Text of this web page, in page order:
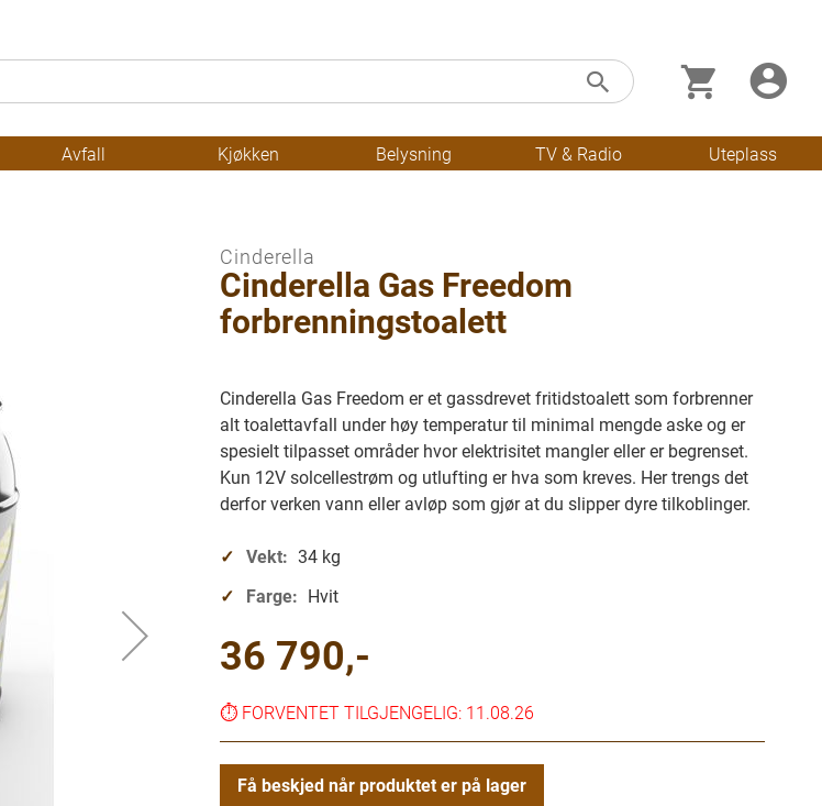
Søk Min
Skip
Avfall Kjøkken Belysning TV & Radio Uteplass
Cinderella
Cinderella Gas Freedom
forbrenningstoalett
Cinderella Gas Freedom er et gassdrevet fritidstoalett som forbrenner
alt toalettavfall under høy temperatur til minimal mengde aske og er
spesielt tilpasset områder hvor elektrisitet mangler eller er begrenset.
Kun 12V solcellestrøm og utlufting er hva som kreves. Her trengs det
derfor verken vann eller avløp som gjør at du slipper dyre tilkoblinger.
Vekt: 34 kg
Farge: Hvit
36 790,-
⏱️ FORVENTET TILGJENGELIG: 11.08.26
Få beskjed når produktet er på lager